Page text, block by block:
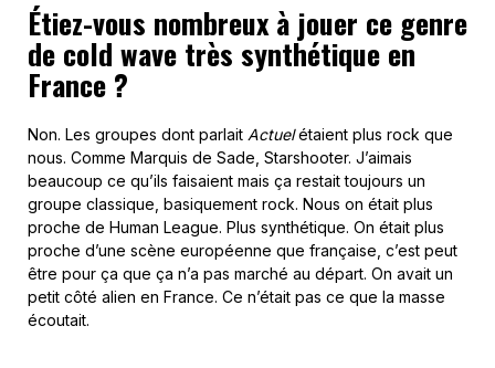
Étiez-vous nombreux à jouer ce genre
de cold wave très synthétique en
France ?
Non. Les groupes dont parlait Actuelétaient plus rock que
nous. Comme Marquis de Sade, Starshooter. J’aimais
beaucoup ce qu’ils faisaient mais ça restait toujours un
groupe classique, basiquement rock. Nous on était plus
proche de Human League. Plus synthétique. On était plus
proche d’une scène européenne que française, c’est peut
être pour ça que ça n’a pas marché au départ. On avait un
petit côté alien en France. Ce n’était pas ce que la masse
écoutait.